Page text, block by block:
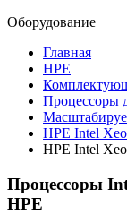
Оборудование
Главная
HPE
Процессоры
HPE Intel
HPE Intel
Процессоры
HPE